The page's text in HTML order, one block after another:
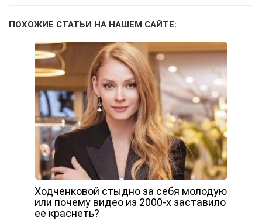
ПОХОЖИЕ СТАТЬИ НА НАШЕМ САЙТЕ:
Ходченковой стыдно за себя молодую
или почему видео из 2000-х заставило
ее краснеть?